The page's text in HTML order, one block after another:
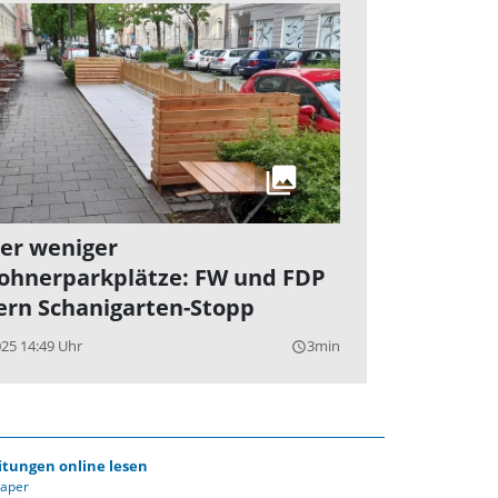
weniger
FW und FDP
Schanigarten-Stopp
14:49 Uhr query_builder3min
online lesen